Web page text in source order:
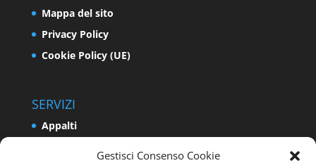
Gestisci Consenso Cookie
Mappa del sito
Privacy Policy
Cookie Policy (UE)
SERVIZI
Appalti